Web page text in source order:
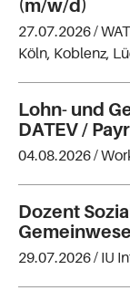
(m/w/d)
27.07.2026 /
Köln, Koblenz,
Lohn- und
DATEV /
04.08.2026 /
Dozent
29.07.2026 / IU